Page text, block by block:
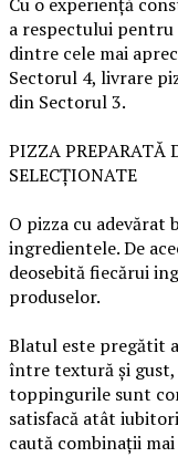
a respectului
dintre cele mai
Sectorul 4, livrare
din Sectorul 3.
PIZZA PREPARATĂ
SELECȚIONATE
O pizza cu adevărat
ingredientele. De
deosebită fiecărui
produselor.
Blatul este pregătit
între textură și gust,
toppingurile sunt
satisfacă atât
caută combinații